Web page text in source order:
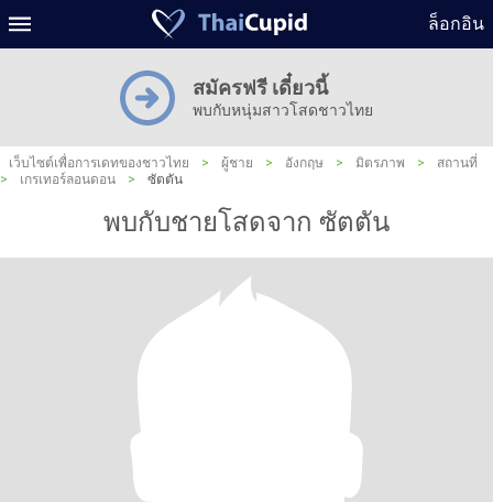
ล็อกอิน
สมัครฟรี เดี๋ยวนี้
พบกับหนุ่มสาวโสดชาวไทย
เว็บไซต์เพื่อการเดทของชาวไทย > ผู้ชาย > อังกฤษ > มิตรภาพ >
สถานที่
>
เกรเทอร์ลอนดอน > ซัตตัน
พบกับชายโสดจาก ซัตตัน